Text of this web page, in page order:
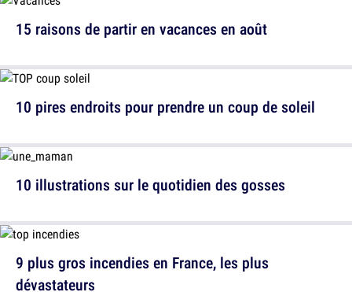
15 raisons de partir en vacances en août
10 illustrations sur le quotidien des gosses
10 pires endroits pour prendre un coup de soleil
9 plus gros incendies en France, les plus
dévastateurs